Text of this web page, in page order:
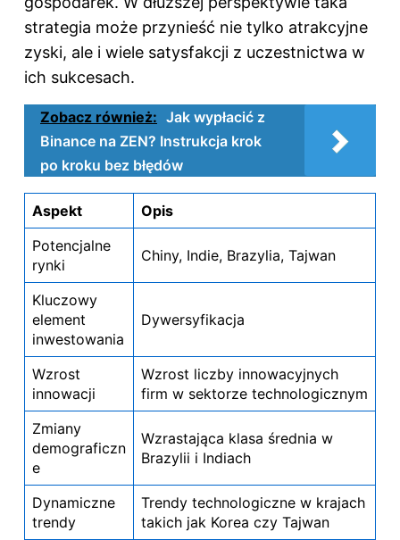
strategia może przynieść nie tylko atrakcyjne
zyski, ale i wiele satysfakcji z uczestnictwa w
ich sukcesach.
Zobacz również: Jak wypłacić z
Binance na ZEN? Instrukcja krok
po kroku bez błędów
Aspekt
Opis
Potencjalne
rynki
Chiny, Indie, Brazylia, Tajwan
Kluczowy
element
inwestowania
Dywersyfikacja
Wzrost
innowacji
Wzrost liczby innowacyjnych
firm w sektorze technologicznym
Zmiany
demograficzn
e
Wzrastająca klasa średnia w
Brazylii i Indiach
Dynamiczne
trendy
Trendy technologiczne w krajach
takich jak Korea czy Tajwan